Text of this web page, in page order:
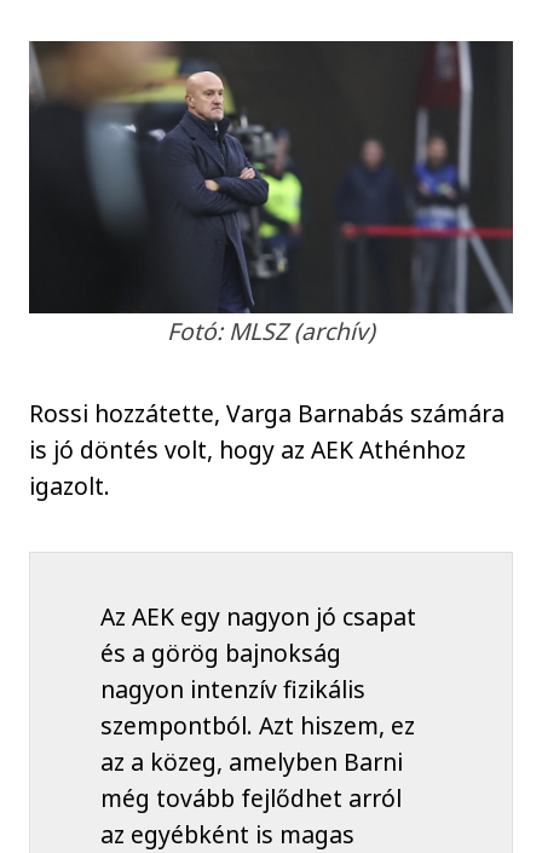
Fotó: MLSZ (archív)
Rossi hozzátette, Varga Barnabás számára
is jó döntés volt, hogy az AEK Athénhoz
igazolt.
Az AEK egy nagyon jó csapat
és a görög bajnokság
nagyon intenzív fizikális
szempontból. Azt hiszem, ez
az a közeg, amelyben Barni
még tovább fejlődhet arról
az egyébként is magas